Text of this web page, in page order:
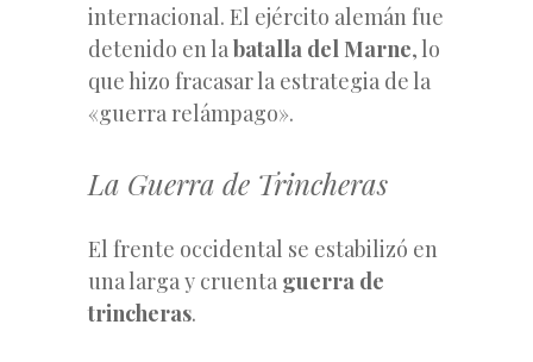
internacional. El ejército alemán fue
detenido en labatalla del Marne, lo
que hizo fracasar la estrategia de la
«guerra relámpago».
La Guerra de Trincheras
El frente occidental se estabilizó en
una larga y cruenta guerra de
trincheras.